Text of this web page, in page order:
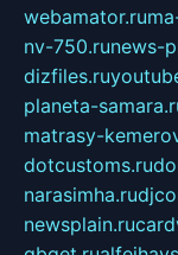
webamator.ru
nv-750.runews-
dizfiles.ru
planeta-
matrasy-
dotcustoms.ru
narasimha.ru
newsplain.ru